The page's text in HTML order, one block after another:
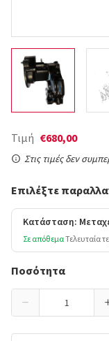
Τιμή €680,00
Στις τιμές δεν
Επιλέξτε
Κατάσταση:
Σε απόθεμαΤελευταία
Ποσότητα